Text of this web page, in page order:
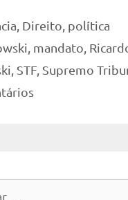
, Direito, política
, mandato,
, STF, Supremo